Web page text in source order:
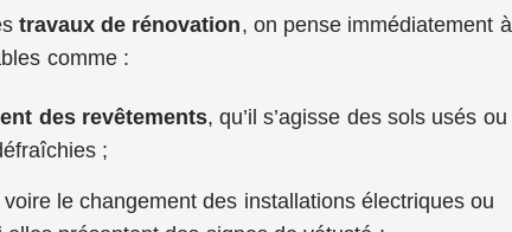
travaux de rénovation, on pense immédiatement à
comme :
des revêtements, qu’il s’agisse des sols usés ou
;
voire le changement des installations électriques ou